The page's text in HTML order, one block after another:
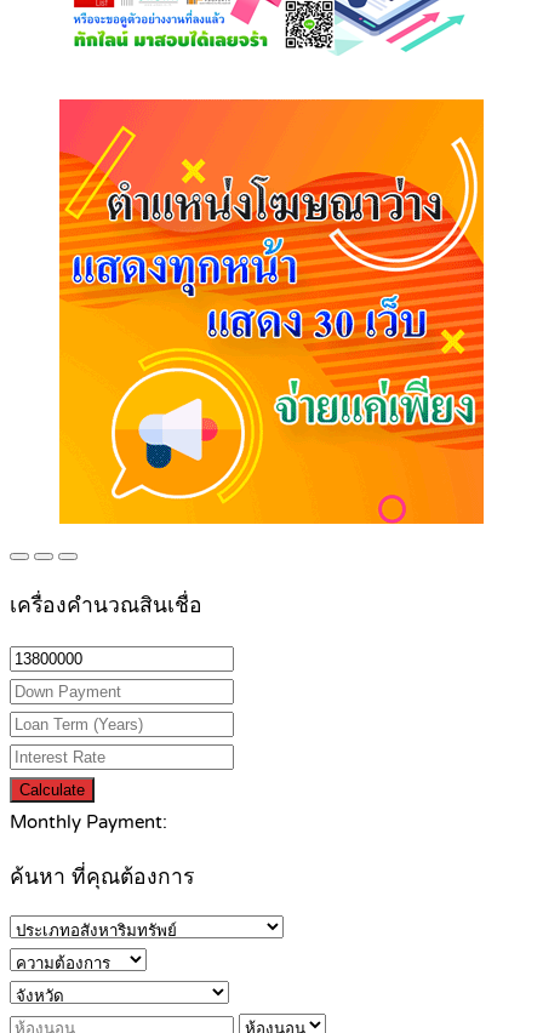
เครื่องคำนวณสินเชื่อ
Calculate
Monthly Payment:
ค้นหา ที่คุณต้องการ